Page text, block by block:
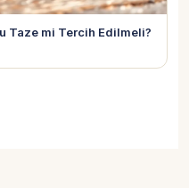
Taze mi Tercih Edilmeli?